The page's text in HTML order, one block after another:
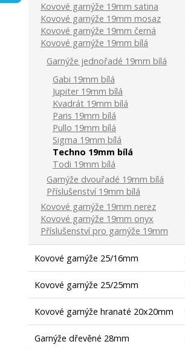
Kovové garnýže 19mm satina
Kovové garnýže 19mm mosaz
Kovové garnýže 19mm černá
Kovové garnýže 19mm bílá
Garnýže jednořadé 19mm bílá
Gabi 19mm bílá
Jupiter 19mm bílá
Kvadrát 19mm bílá
Paris 19mm bílá
Pullo 19mm bílá
Sigma 19mm bílá
Techno 19mm bílá
Todi 19mm bílá
Garnýže dvouřadé 19mm bílá
Příslušenství 19mm bílá
Kovové garnýže 19mm nerez
Kovové garnýže 19mm onyx
Příslušenství pro garnýže 19mm
Kovové garnýže 25/16mm
Kovové garnýže 25/25mm
Kovové garnýže hranaté 20x20mm
Garnýže dřevěné 28mm